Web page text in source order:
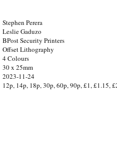
Stephen Perera
Leslie Gaduzo
BPost Security Printers
Offset Lithography
4 Colours
30 x 25mm
2023-11-24
12p, 14p, 18p, 30p, 60p, 90p, £1, £1.15,